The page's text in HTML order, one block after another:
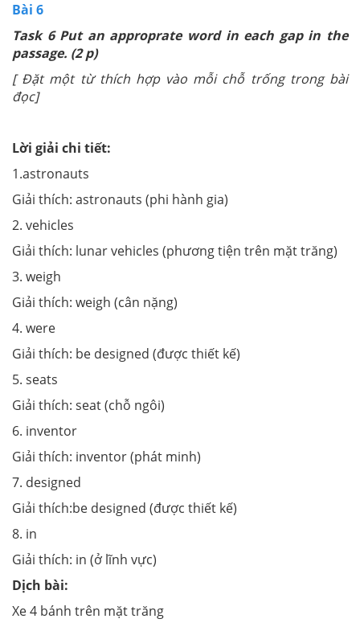
Bài 6
Task 6 Put an approprate word in each gap in the
passage. (2 p)
[ Đặt một từ thích hợp vào mỗi chỗ trống trong bài
đọc]
Lời giải chi tiết:
1.astronauts
Giải thích: astronauts (phi hành gia)
2. vehicles
Giải thích: lunar vehicles (phương tiện trên mặt trăng)
3. weigh
Giải thích: weigh (cân nặng)
4. were
Giải thích: be designed (được thiết kế)
5. seats
Giải thích: seat (chỗ ngôi)
6. inventor
Giải thích: inventor (phát minh)
7. designed
Giải thích:be designed (được thiết kế)
8. in
Giải thích: in (ở lĩnh vực)
Dịch bài:
Xe 4 bánh trên mặt trăng